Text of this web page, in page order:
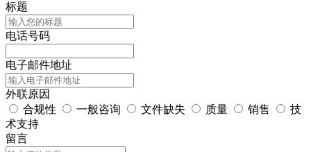
标题
电话号码
电子邮件地址
外联原因
合规性
一般咨询 文件缺失 质量 销售
技
术支持
留言